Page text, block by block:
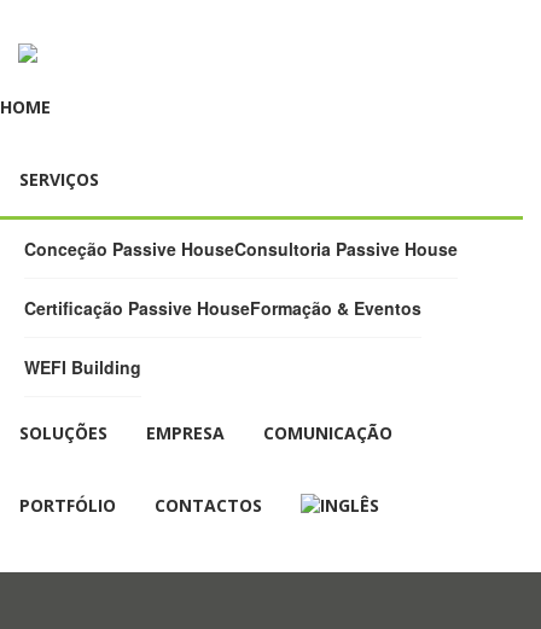
HOME
SERVIÇOS
Conceção Passive HouseConsultoria Passive House
Certificação Passive HouseFormação & Eventos
WEFI Building
SOLUÇÕES EMPRESA COMUNICAÇÃO
PORTFÓLIO CONTACTOS